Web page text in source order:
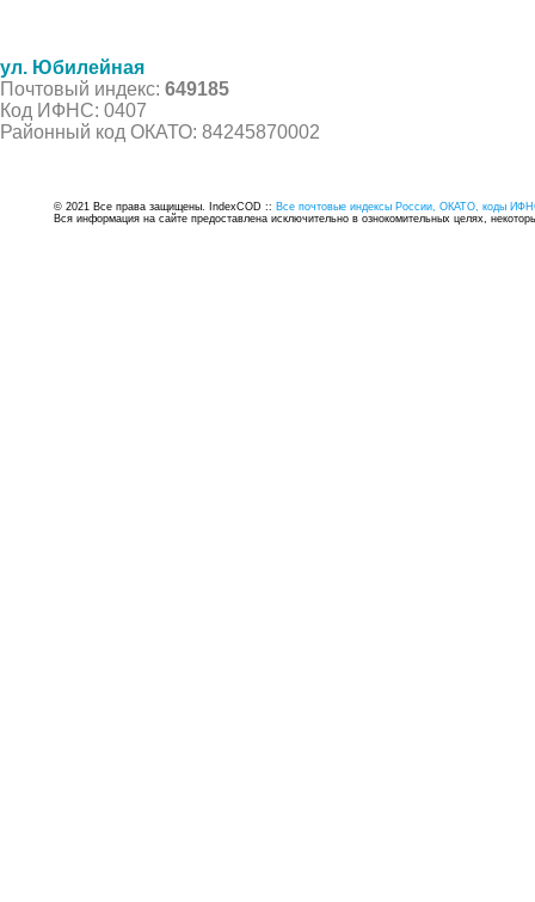
ул. Юбилейная
Почтовый индекс: 649185
Код ИФНС: 0407
Районный код ОКАТО: 84245870002
© 2021 Все права защищены. IndexCOD :: Все почтовые индексы России, ОКАТО, коды
Вся информация на сайте предоставлена исключительно в ознокомительных целях,